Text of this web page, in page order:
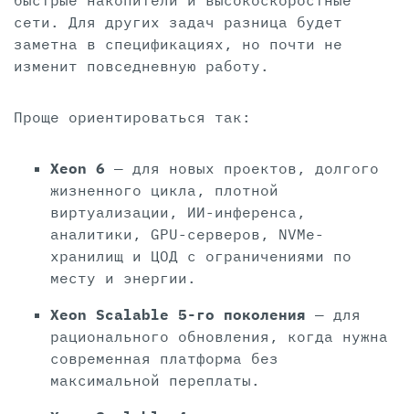
сети. Для других задач разница будет
заметна в спецификациях, но почти не
изменит повседневную работу.
Проще ориентироваться так:
Xeon 6 — для новых проектов, долгого
жизненного цикла, плотной
виртуализации, ИИ-инференса,
аналитики, GPU-серверов, NVMe-
хранилищ и ЦОД с ограничениями по
месту и энергии.
Xeon Scalable 5-го поколения — для
рационального обновления, когда нужна
современная платформа без
максимальной переплаты.